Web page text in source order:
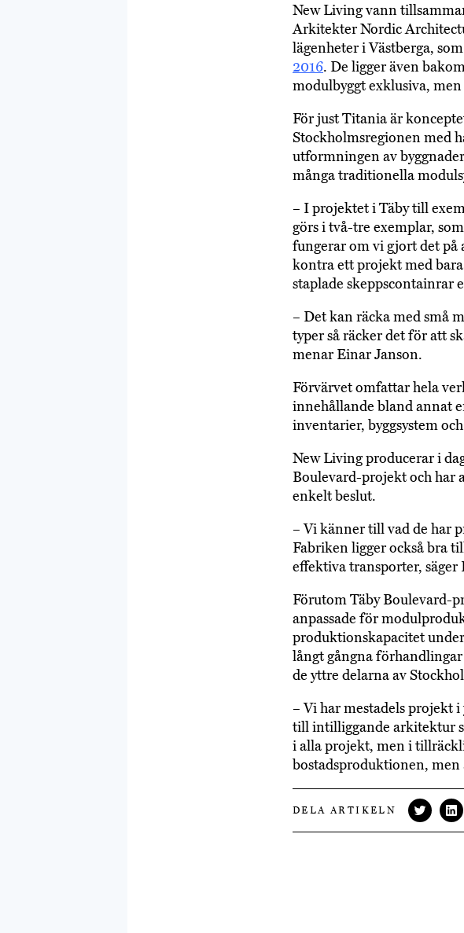
New Living vann
Arkitekter Nordic
lägenheter i Västberga, som
2016. De ligger även
modulbyggt exklusiva,
För just Titania är
Stockholmsregionen med
utformningen av
många traditionella
– I projektet i Täby till
görs i två-tre exemplar,
fungerar om vi gjort det på
kontra ett projekt med
staplade skeppscontainrar
– Det kan räcka med små
typer så räcker det för att
menar Einar Janson.
Förvärvet omfattar hela
innehållande bland annat
inventarier, byggsystem
New Living producerar i
Boulevard-projekt och har
enkelt beslut.
– Vi känner till vad de har
Fabriken ligger också bra
effektiva transporter, säger
Förutom Täby Boulevard-
anpassade för
produktionskapacitet
långt gångna
de yttre delarna av
– Vi har mestadels projekt
till intilliggande arkitektur
i alla projekt, men i
bostadsproduktionen, men
DELA ARTIKELN